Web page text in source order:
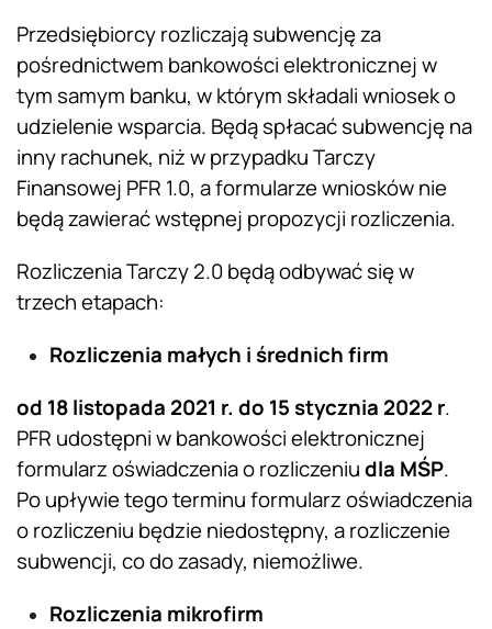
Przedsiębiorcy rozliczają subwencję za
pośrednictwem bankowości elektronicznej w
tym samym banku, w którym składali wniosek o
udzielenie wsparcia. Będą spłacać subwencję na
inny rachunek, niż w przypadku Tarczy
Finansowej PFR 1.0, a formularze wniosków nie
będą zawierać wstępnej propozycji rozliczenia.
Rozliczenia Tarczy 2.0 będą odbywać się w
trzech etapach:
Rozliczenia małych i średnich firm
od 18 listopada 2021 r. do 15 stycznia 2022 r.
PFR udostępni w bankowości elektronicznej
formularz oświadczenia o rozliczeniudla MŚP.
Po upływie tego terminu formularz oświadczenia
o rozliczeniu będzie niedostępny, a rozliczenie
subwencji, co do zasady, niemożliwe.
Rozliczenia mikrofirm